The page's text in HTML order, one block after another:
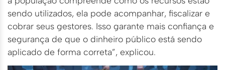
sendo utilizados, ela pode acompanhar, fiscalizar e
cobrar seus gestores. Isso garante mais confiança e
segurança de que o dinheiro público está sendo
aplicado de forma correta”, explicou.